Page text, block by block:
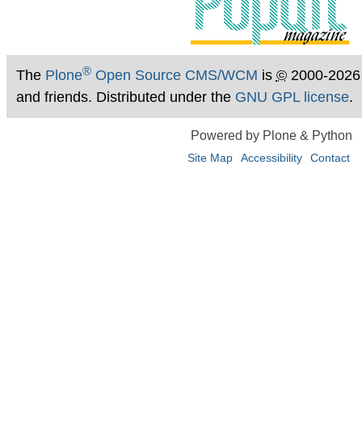
The Plone®Open Source CMS/WCM is ©2000-
and friends. Distributed under the GNU GPL license.
Powered by Plone & Python
Site Map Accessibility Contact